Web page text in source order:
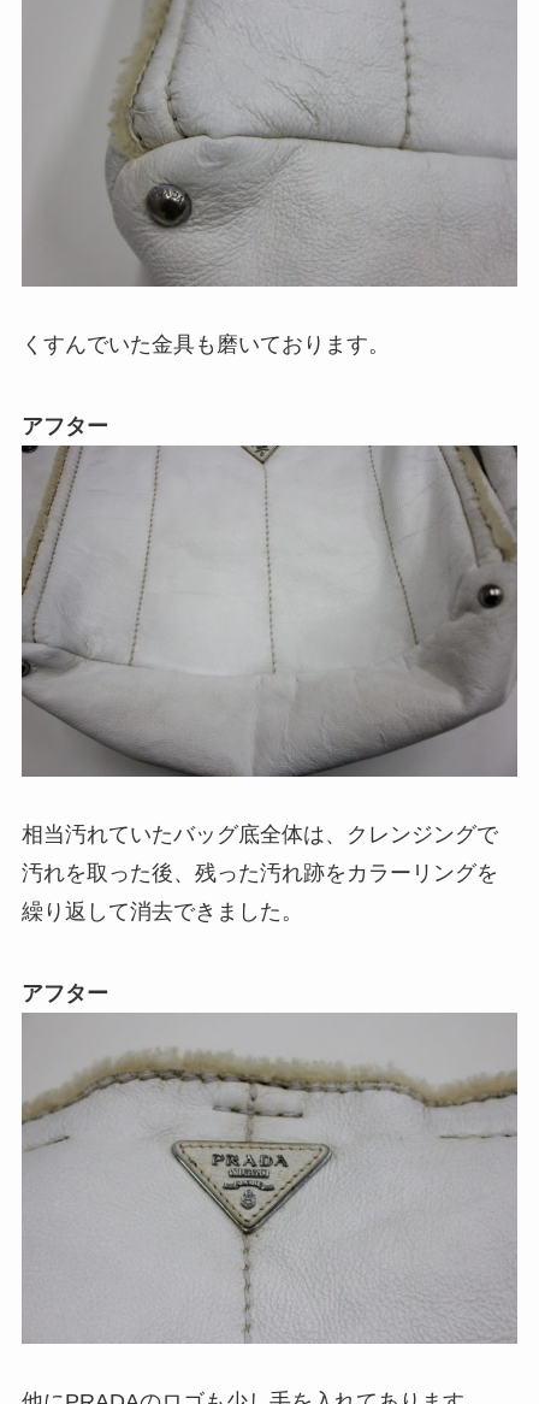
くすんでいた金具も磨いております。
アフター
相当汚れていたバッグ底全体は、クレンジングで
汚れを取った後、残った汚れ跡をカラーリングを
繰り返して消去できました。
アフター